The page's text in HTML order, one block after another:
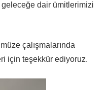
geleceğe dair ümitlerimizi
çalışmalarında
için teşekkür ediyoruz.